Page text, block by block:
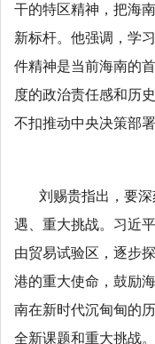
干的特区精神，把海
新标杆。他强调，学
件精神是当前海南的
度的政治责任感和历
不扣推动中央决策部署
刘赐贵指出，要
遇、重大挑战。习近
由贸易试验区，逐步
港的重大使命，鼓励
南在新时代沉甸甸的
全新课题和重大挑战